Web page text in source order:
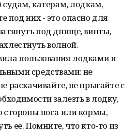
судам, катерам, лодкам,
под них - это опасно для
под днище, винты,
волной.
пользования лодками и
средствами: не
раскачивайте, не прыгайте с
залезть в лодку,
стороны носа или кормы,
ее. Помните, что кто-то из